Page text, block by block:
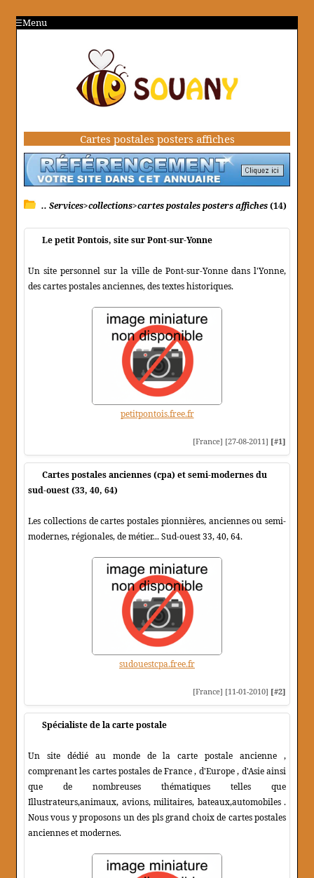
Menu
Cartes postales posters affiches
.. Services>collections>cartes postales posters affiches(14)
Le petit Pontois, site sur Pont-sur-Yonne
Un site personnel sur la ville de Pont-sur-Yonne dans l'Yonne,
des cartes postales anciennes, des textes historiques.
petitpontois.free.fr
[France] [27-08-2011] [#1]
Cartes postales anciennes (cpa) et semi-modernes du
sud-ouest (33, 40, 64)
Les collections de cartes postales pionnières, anciennes ou semi-
modernes, régionales, de métier... Sud-ouest 33, 40, 64.
sudouestcpa.free.fr
[France] [11-01-2010] [#2]
Spécialiste de la carte postale
Un site dédié au monde de la carte postale ancienne ,
comprenant les cartes postales de France , d'Europe , d'Asie ainsi
que de nombreuses thématiques telles que
Illustrateurs,animaux, avions, militaires, bateaux,automobiles .
Nous vous y proposons un des pls grand choix de cartes postales
anciennes et modernes.